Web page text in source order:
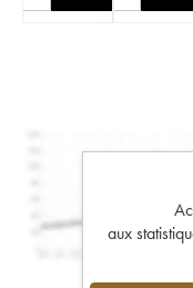
aux